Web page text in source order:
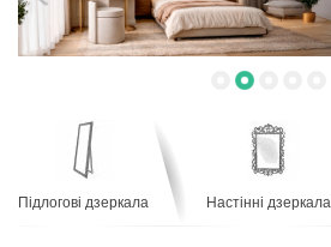
Підлогові дзеркала Настінні дзеркала